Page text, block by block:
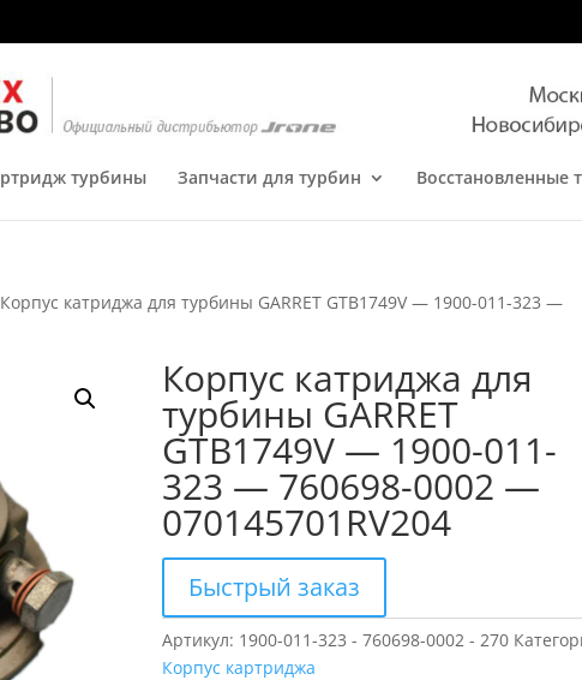
турбины Запчасти для турбин Восстановленные
катриджа для турбины GARRET GTB1749V — 1900-011-323 —
Корпус катриджа для
турбины GARRET
GTB1749V — 1900-011-
323 — 760698-0002 —
070145701RV204
Быстрый заказ
Артикул: 1900-011-323 - 760698-0002 - 270
Корпус картриджа